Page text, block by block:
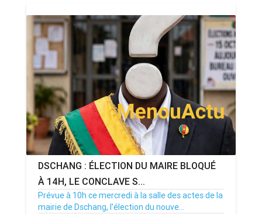
DSCHANG : ÉLECTION DU MAIRE BLOQUÉ
À 14H, LE CONCLAVE S...
Prévue à 10h ce mercredi à la salle des actes de la
mairie de Dschang, l’élection du nouve...